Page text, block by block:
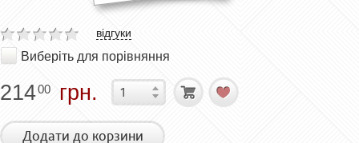
відгуки
Виберіть для порівняння
21400 грн.
Додати до корзини